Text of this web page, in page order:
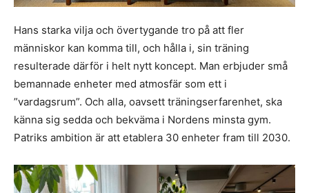
Hans starka vilja och övertygande tro på att fler
människor kan komma till, och hålla i, sin träning
resulterade därför i helt nytt koncept. Man erbjuder små
bemannade enheter med atmosfär som ett i
”vardagsrum”. Och alla, oavsett träningserfarenhet, ska
känna sig sedda och bekväma i Nordens minsta gym.
Patriks ambition är att etablera 30 enheter fram till 2030.